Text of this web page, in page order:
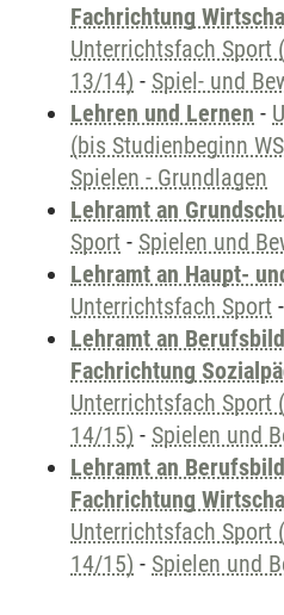
Fachrichtung
Unterrichtsfach Sport
13/14) - Spiel- und
Lehren und Lernen -
(bis Studienbeginn
Spielen - Grundlagen
Lehramt an
Sport - Spielen und
Lehramt an Haupt-
Unterrichtsfach Sport -
Lehramt an
Fachrichtung
Unterrichtsfach Sport
14/15) - Spielen und
Lehramt an
Fachrichtung
Unterrichtsfach Sport
14/15) - Spielen und